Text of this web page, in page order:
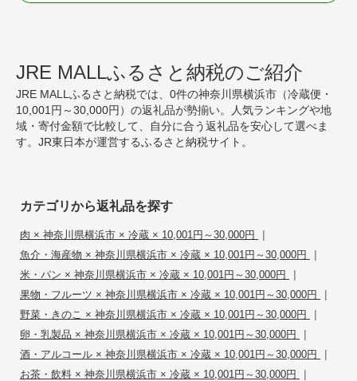
JRE MALLふるさと納税のご紹介
JRE MALLふるさと納税では、0件の神奈川県横浜市（冷蔵便・
10,001円～30,000円）の返礼品が勢揃い。人気ランキングや地
域・寄付金額で比較して、自分に合う返礼品を安心して選べま
す。JR東日本が運営するふるさと納税サイト。
カテゴリから返礼品を探す
肉 × 神奈川県横浜市 × 冷蔵 × 10,001円～30,000円 |
魚介・海産物 × 神奈川県横浜市 × 冷蔵 × 10,001円～30,000円 |
米・パン × 神奈川県横浜市 × 冷蔵 × 10,001円～30,000円 |
果物・フルーツ × 神奈川県横浜市 × 冷蔵 × 10,001円～30,000円 |
野菜・きのこ × 神奈川県横浜市 × 冷蔵 × 10,001円～30,000円 |
卵・乳製品 × 神奈川県横浜市 × 冷蔵 × 10,001円～30,000円 |
酒・アルコール × 神奈川県横浜市 × 冷蔵 × 10,001円～30,000円 |
お茶・飲料 × 神奈川県横浜市 × 冷蔵 × 10,001円～30,000円 |